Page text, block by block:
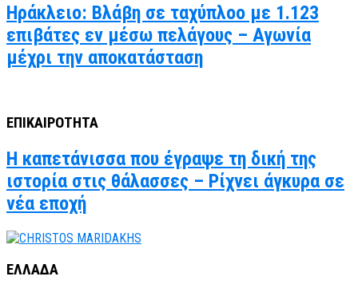
Ηράκλειο: Βλάβη σε ταχύπλοο με 1.123
επιβάτες εν μέσω πελάγους – Αγωνία
μέχρι την αποκατάσταση
ΕΠΙΚΑΙΡΟΤΗΤΑ
Η καπετάνισσα που έγραψε τη δική της
ιστορία στις θάλασσες – Ρίχνει άγκυρα σε
νέα εποχή
ΕΛΛΑΔΑ